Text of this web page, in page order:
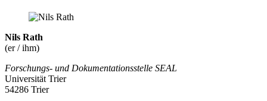
Nils Rath
(er / ihm)
Forschungs- und Dokumentationsstelle SEAL
Universität Trier
54286 Trier